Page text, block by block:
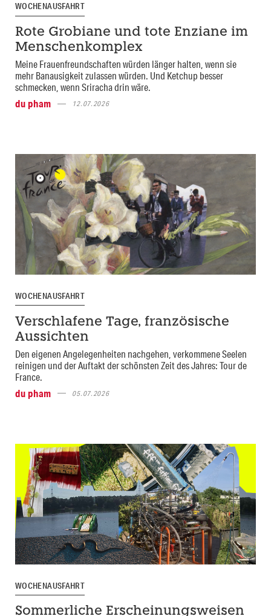
WOCHENAUSFAHRT
Rote Grobiane und tote Enziane im
Menschenkomplex
Meine Frauenfreundschaften würden länger halten, wenn sie
mehr Banausigkeit zulassen würden. Und Ketchup besser
schmecken, wenn Sriracha drin wäre.
du pham
12.07.2026
WOCHENAUSFAHRT
Verschlafene Tage, französische
Aussichten
Den eigenen Angelegenheiten nachgehen, verkommene Seelen
reinigen und der Auftakt der schönsten Zeit des Jahres: Tour de
France.
du pham
05.07.2026
WOCHENAUSFAHRT
Sommerliche Erscheinungsweisen